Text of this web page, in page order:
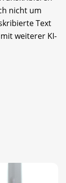
nicht um
Text
weiterer KI-